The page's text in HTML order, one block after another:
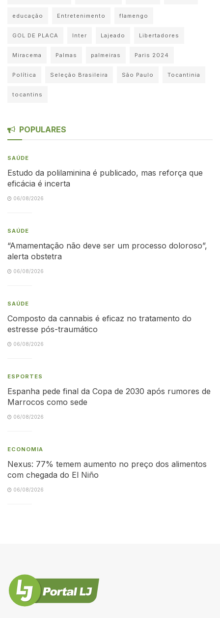
educação Entretenimento flamengo
GOL DE PLACA Inter Lajeado Libertadores
Miracema Palmas palmeiras Paris 2024
Política Seleção Brasileira São Paulo Tocantinia
tocantins
POPULARES
SAÚDE
Estudo da polilaminina é publicado, mas reforça que
eficácia é incerta
06/08/2026
SAÚDE
“Amamentação não deve ser um processo doloroso”,
alerta obstetra
06/08/2026
SAÚDE
Composto da cannabis é eficaz no tratamento do
estresse pós-traumático
06/08/2026
ESPORTES
Espanha pede final da Copa de 2030 após rumores de
Marrocos como sede
06/08/2026
ECONOMIA
Nexus: 77% temem aumento no preço dos alimentos
com chegada do El Niño
06/08/2026